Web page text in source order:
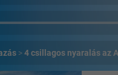
4 csillagos nyaralás az